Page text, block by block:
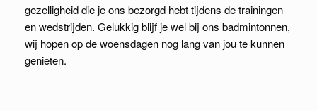
gezelligheid die je ons bezorgd hebt tijdens de trainingen
en wedstrijden. Gelukkig blijf je wel bij ons badmintonnen,
wij hopen op de woensdagen nog lang van jou te kunnen
genieten.